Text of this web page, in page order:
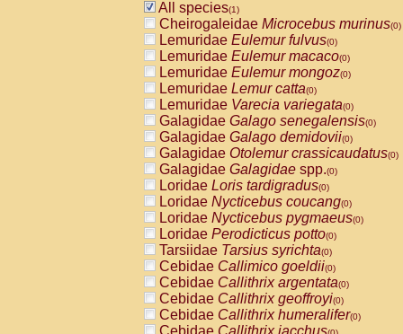
All species(1)
Cheirogaleidae Microcebus murinus(0)
Lemuridae Eulemur fulvus(0)
Lemuridae Eulemur macaco(0)
Lemuridae Eulemur mongoz(0)
Lemuridae Lemur catta(0)
Lemuridae Varecia variegata(0)
Galagidae Galago senegalensis(0)
Galagidae Galago demidovii(0)
Galagidae Otolemur crassicaudatus(0)
Galagidae Galagidae spp.(0)
Loridae Loris tardigradus(0)
Loridae Nycticebus coucang(0)
Loridae Nycticebus pygmaeus(0)
Loridae Perodicticus potto(0)
Tarsiidae Tarsius syrichta(0)
Cebidae Callimico goeldii(0)
Cebidae Callithrix argentata(0)
Cebidae Callithrix geoffroyi(0)
Cebidae Callithrix humeralifer(0)
Cebidae Callithrix jacchus